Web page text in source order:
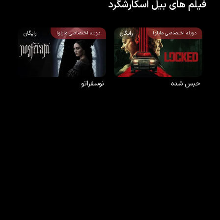
فیلم های بیل اسکارشگرد
دوبله اختصاصی مایاوا رایگان
حبس شده
دوبله اختصاصی مایاوا رایگان
نوسفراتو